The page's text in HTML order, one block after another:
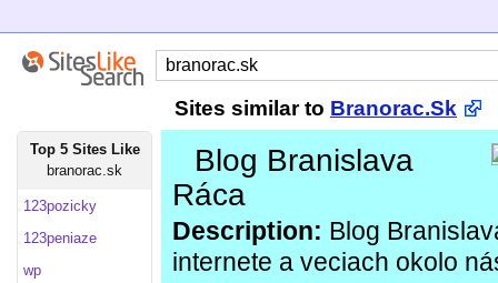
Sites similar to Branorac.Sk
Top 5 Sites Like
branorac.sk
123pozicky
123peniaze
wp
Blog Branislava
Ráca
Description: Blog
internete a veciach okolo